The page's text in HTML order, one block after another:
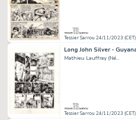
Tessier Sarrou 24/11/2023 (CET)
Mathieu Lauffray (Né...
Tessier Sarrou 24/11/2023 (CET)